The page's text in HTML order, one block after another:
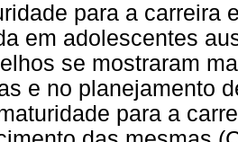
para a carreira
em adolescentes
se mostraram
e no planejamento
para a